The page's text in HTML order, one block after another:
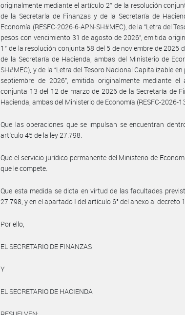
originalmente mediante el artículo 2° de la resolución
de la Secretaría de Finanzas y de la Secretaría de
Economía (RESFC-2026-6-APN-SH#MEC), de la “Letra del
pesos con vencimiento 31 de agosto de 2026”, emitida
1° de la resolución conjunta 58 del 5 de noviembre de 2025
de la Secretaría de Hacienda, ambas del Ministerio de
SH#MEC), y de la “Letra del Tesoro Nacional Capitalizable
septiembre de 2026”, emitida originalmente mediante
conjunta 13 del 12 de marzo de 2026 de la Secretaría de
Hacienda, ambas del Ministerio de Economía (RESFC-2026-
Que las operaciones que se impulsan se encuentran
artículo 45 de la ley 27.798.
Que el servicio jurídico permanente del Ministerio de
que le compete.
Que esta medida se dicta en virtud de las facultades
27.798, y en el apartado I del artículo 6° del anexo al decreto
Por ello,
EL SECRETARIO DE FINANZAS
Y
EL SECRETARIO DE HACIENDA